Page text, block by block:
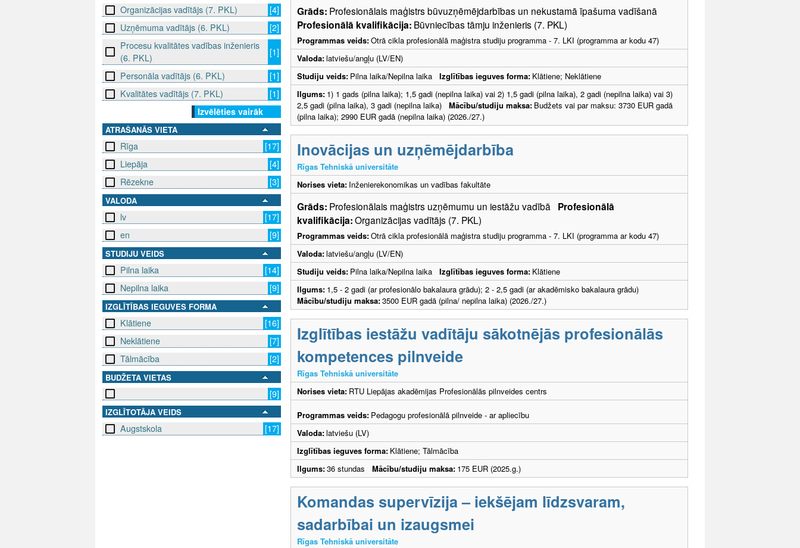
Organizācijas vadītājs (7. PKL)
[4]
Uzņēmuma vadītājs (6. PKL)
[2]
Procesu kvalitātes vadības inženieris
(6. PKL)
[1]
Personāla vadītājs (6. PKL)
[1]
Kvalitātes vadītājs (7. PKL)
[1]
Izvēlēties vairāk
ATRAŠANĀS VIETA
Rīga
[17]
Liepāja
[4]
Rēzekne
[3]
VALODA
lv
[17]
en
[9]
STUDIJU VEIDS
Pilna laika
[14]
Nepilna laika
[9]
IZGLĪTĪBAS IEGUVES FORMA
Klātiene
[16]
Neklātiene
[7]
Tālmācība
[2]
BUDŽETA VIETAS
[9]
IZGLĪTOTĀJA VEIDS
Augstskola [17]
Grāds: Profesionālais maģistrs būvuzņēmējdarbības un nekustamā īpašuma vadīšanā
Profesionālā kvalifikācija: Būvniecības tāmju inženieris (7. PKL)
Programmas veids:Otrā cikla profesionālā maģistra studiju programma - 7. LKI (programma ar kodu 47)
Valoda:latviešu/angļu (LV/EN)
Studiju veids: Pilna laika/Nepilna laika Izglītības ieguves forma: Klātiene; Neklātiene
Ilgums: 1) 1 gads (pilna laika); 1,5 gadi (nepilna laika) vai 2) 1,5 gadi (pilna laika), 2 gadi (nepilna laika) vai 3)
2,5 gadi (pilna laika), 3 gadi (nepilna laika) Mācību/studiju maksa: Budžets vai par maksu: 3730 EUR gadā
(pilna laika); 2990 EUR gadā (nepilna laika) (2026./27.)
Inovācijas un uzņēmējdarbība
Rīgas Tehniskā universitāte
Norises vieta: Inženierekonomikas un vadības fakultāte
Grāds: Profesionālais maģistrs uzņēmumu un iestāžu vadībā Profesionālā
kvalifikācija:Organizācijas vadītājs (7. PKL)
Programmas veids:Otrā cikla profesionālā maģistra studiju programma - 7. LKI (programma ar kodu 47)
Valoda:latviešu/angļu (LV/EN)
Studiju veids: Pilna laika/Nepilna laika Izglītības ieguves forma: Klātiene
Ilgums: 1,5 - 2 gadi (ar profesionālo bakalaura grādu); 2 - 2,5 gadi (ar akadēmisko bakalaura grādu)
Mācību/studiju maksa:3500 EUR gadā (pilna/ nepilna laika) (2026./27.)
Izglītības iestāžu vadītāju sākotnējās profesionālās
kompetences pilnveide
Rīgas Tehniskā universitāte
Norises vieta: RTU Liepājas akadēmijas Profesionālās pilnveides centrs
Programmas veids: Pedagogu profesionālā pilnveide - ar apliecību
Valoda:latviešu (LV)
Izglītības ieguves forma: Klātiene; Tālmācība
Ilgums:36 stundas Mācību/studiju maksa: 175 EUR (2025.g.)
Komandas supervīzija – iekšējam līdzsvaram,
sadarbībai un izaugsmei
Rīgas Tehniskā universitāte